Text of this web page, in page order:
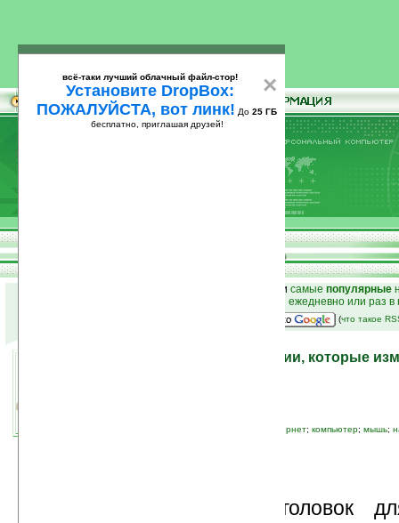
25
и самые популярные
на email ежедневно или раз
(что такое
Компьютерные технологии, которые
интернет; компьютер; мышь;
есьма пафосный заголовок
×
всё-таки лучший облачный файл-стор!
Установите DropBox:
ПОЖАЛУЙСТА, вот линк! До 25 ГБ
бесплатно, приглашая друзей!